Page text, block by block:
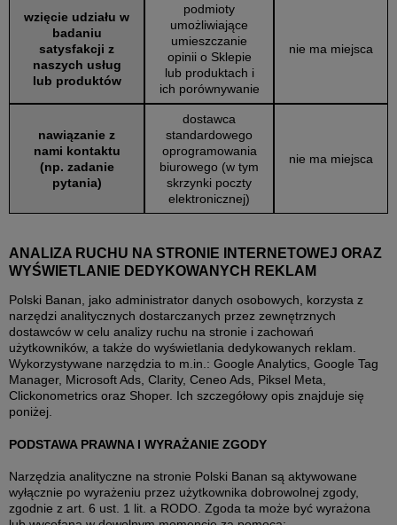
wzięcie udziału w
badaniu
satysfakcji z
naszych usług
lub produktów
podmioty
umożliwiające
umieszczanie
opinii o Sklepie
lub produktach i
ich porównywanie
nie ma miejsca
nawiązanie z
nami kontaktu
(np. zadanie
pytania)
dostawca
standardowego
oprogramowania
biurowego (w tym
skrzynki poczty
elektronicznej)
nie ma miejsca
ANALIZA RUCHU NA STRONIE INTERNETOWEJ ORAZ
WYŚWIETLANIE DEDYKOWANYCH REKLAM
Polski Banan, jako administrator danych osobowych, korzysta z
narzędzi analitycznych dostarczanych przez zewnętrznych
dostawców w celu analizy ruchu na stronie i zachowań
użytkowników, a także do wyświetlania dedykowanych reklam.
Wykorzystywane narzędzia to m.in.: Google Analytics, Google Tag
Manager, Microsoft Ads, Clarity, Ceneo Ads, Piksel Meta,
Clickonometrics oraz Shoper. Ich szczegółowy opis znajduje się
poniżej.
PODSTAWA PRAWNA I WYRAŻANIE ZGODY
Narzędzia analityczne na stronie Polski Banan są aktywowane
wyłącznie po wyrażeniu przez użytkownika dobrowolnej zgody,
zgodnie z art. 6 ust. 1 lit. a RODO. Zgoda ta może być wyrażona